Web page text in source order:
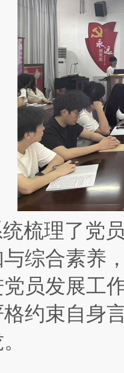
梳理了党
综合素养
员发展工
约束自身